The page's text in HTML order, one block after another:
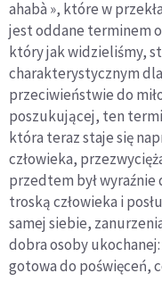
ahabà », które w
jest oddane terminem
który jak widzieliśmy,
charakterystycznym
przeciwieństwie do
poszukującej, ten
która teraz staje się
człowieka,
przedtem był wyraźnie
troską człowieka i
samej siebie,
dobra osoby
gotowa do poświęceń,